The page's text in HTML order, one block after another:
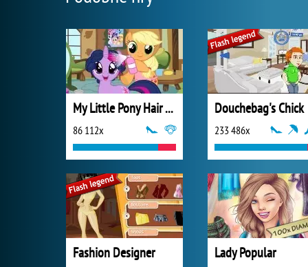
My Little Pony Hair Salon
86 112x
Douchebag's Chick
233 486x
Fashion Designer Lady Popular